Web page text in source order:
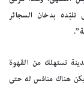
تلبّده بدخان السجائر
تستهلك من القهوة
هناك منافس له حتى